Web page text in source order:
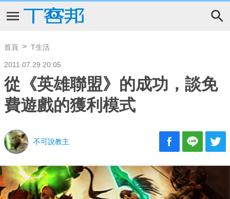
首頁 T生活
2011.07.29 20:05
從《英雄聯盟》的成功，談免
費遊戲的獲利模式
不可說教主